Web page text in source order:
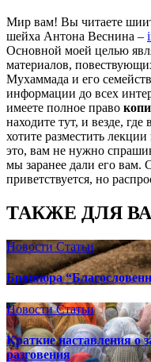
Мир вам! Вы читаете
шейха Антона Веснина –
Основной моей целью
материалов,
Мухаммада и его
информации до всех
имеете полное право
находите тут, и везде,
хотите разместить
это, вам не нужно
мы заранее дали его вам.
приветствуется, но
ТАКЖЕ ДЛЯ
НовостиСтатьи
Брошюра
НовостиСтатьи
Краткие наставления о
разговения